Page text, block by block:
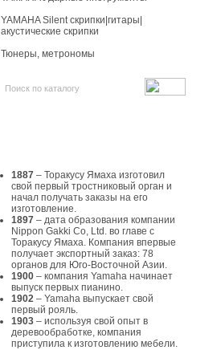
YAMAHA Silent скрипки|гитары|
акустические скрипки
Тюнеры, метрономы
1887 – Торакусу Ямаха изготовил
свой первый тростниковый орган и
начал получать заказы на его
изготовление.
1897 – дата образования компании
Nippon Gakki Co, Ltd. во главе с
Торакусу Ямаха. Компания впервые
получает экспортный заказ: 78
органов для Юго-Восточной Азии.
1900 – компания Yamaha начинает
выпуск первых пианино.
1902 – Yamaha выпускает свой
первый рояль.
1903 – используя свой опыт в
деревообработке, компания
приступила к изготовлению мебели.